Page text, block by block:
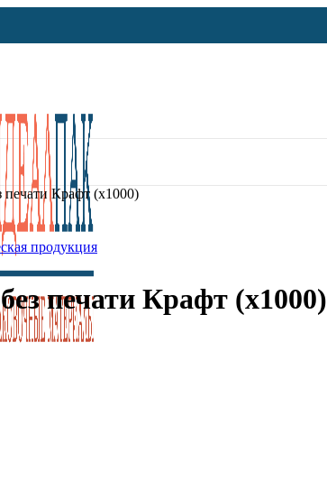
продукция
Крафт (x1000)
печати Крафт (x1000)